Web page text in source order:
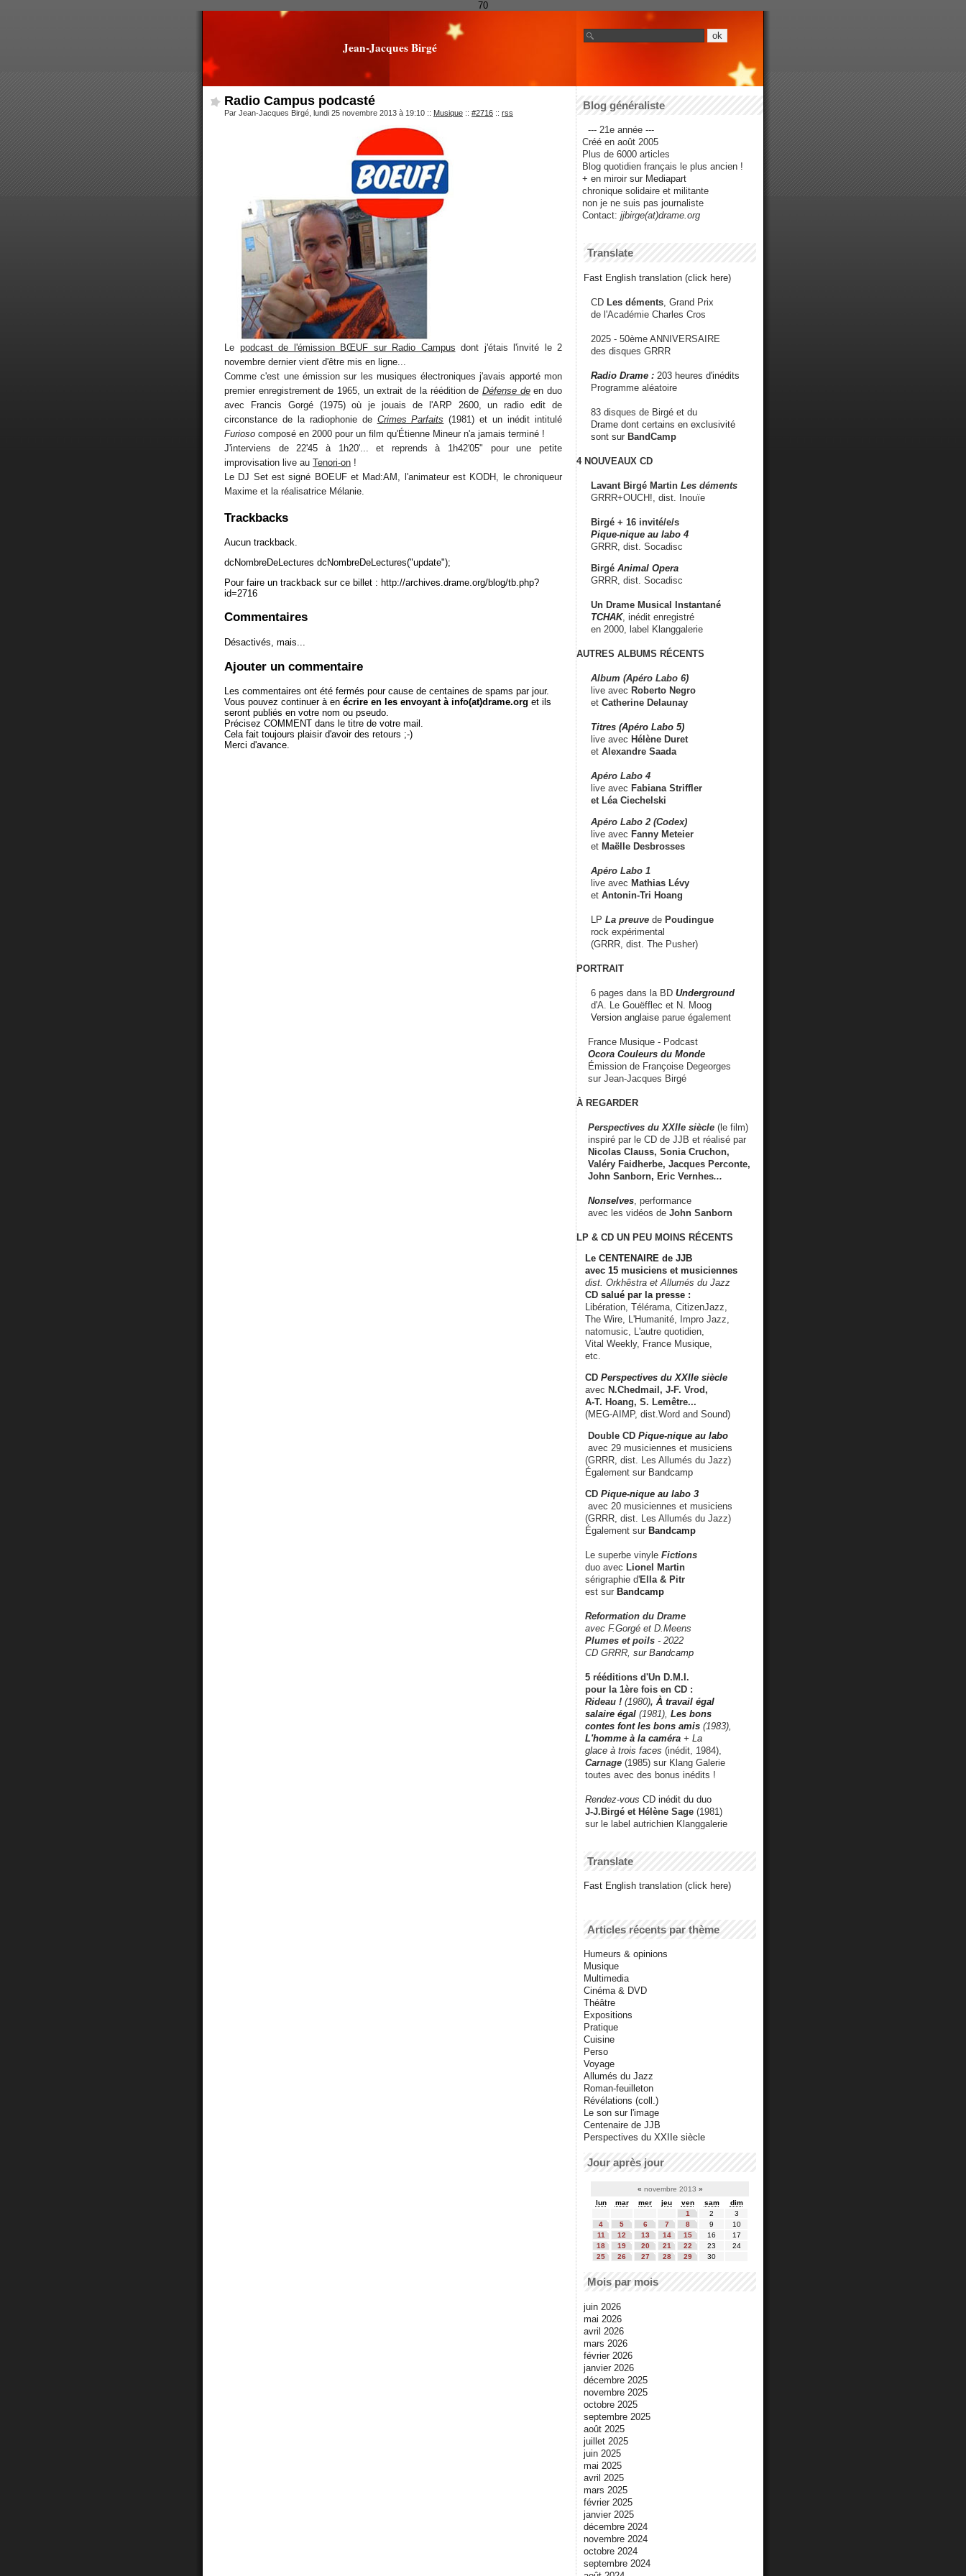
70
Jean-Jacques Birgé
Radio Campus podcasté
Par Jean-Jacques Birgé, lundi 25 novembre 2013 à 19:10 :: Musique :: #2716 :: rss
Le podcast de l'émission BŒUF sur Radio Campus dont j'étais l'invité le 2
novembre dernier vient d'être mis en ligne...
Comme c'est une émission sur les musiques électroniques j'avais apporté mon
premier enregistrement de 1965, un extrait de la réédition de Défense deen duo
avec Francis Gorgé (1975) où je jouais de l'ARP 2600, un radio edit de
circonstance de la radiophonie de Crimes Parfaits (1981) et un inédit intitulé
Furioso composé en 2000 pour un film qu'Étienne Mineur n'a jamais terminé !
J'interviens de 22'45 à 1h20'... et reprends à 1h42'05" pour une petite
improvisation live au Tenori-on !
Le DJ Set est signé BOEUF et Mad:AM, l'animateur est KODH, le chroniqueur
Maxime et la réalisatrice Mélanie.
Trackbacks
Aucun trackback.
dcNombreDeLectures dcNombreDeLectures("update");
Pour faire un trackback sur ce billet : http://archives.drame.org/blog/tb.php?
id=2716
Commentaires
Désactivés, mais...
Ajouter un commentaire
Les commentaires ont été fermés pour cause de centaines de spams par jour.
Vous pouvez continuer à en écrire en les envoyant à info(at)drame.org et ils
seront publiés en votre nom ou pseudo.
Précisez COMMENT dans le titre de votre mail.
Cela fait toujours plaisir d'avoir des retours ;-)
Merci d'avance.
Blog généraliste
--- 21e année ---
Créé en août 2005
Plus de 6000 articles
Blog quotidien français le plus ancien !
+ en miroir sur Mediapart
chronique solidaire et militante
non je ne suis pas journaliste
Contact: jjbirge(at)drame.org
Translate
Fast English translation (click here)
CD Les déments , Grand Prix
de l'Académie Charles Cros
2025 - 50ème ANNIVERSAIRE
des disques GRRR
Radio Drame : 203 heures d'inédits
Programme aléatoire
83 disques de Birgé et du
Drame dont certains en exclusivité
sont sur BandCamp
4 NOUVEAUX CD
Lavant Birgé Martin Les déments
GRRR+OUCH!, dist. Inouïe
Birgé + 16 invité/e/s
Pique-nique au labo 4
GRRR, dist. Socadisc
Birgé Animal Opera
GRRR, dist. Socadisc
Un Drame Musical Instantané
TCHAK, inédit enregistré
en 2000, label Klanggalerie
AUTRES ALBUMS RÉCENTS
Album (Apéro Labo 6)
live avec Roberto Negro
et Catherine Delaunay
Titres (Apéro Labo 5)
live avec Hélène Duret
et Alexandre Saada
Apéro Labo 4
live avec Fabiana Striffler
et Léa Ciechelski
Apéro Labo 2 (Codex)
live avec Fanny Meteier
et Maëlle Desbrosses
Apéro Labo 1
live avec Mathias Lévy
et Antonin-Tri Hoang
LP La preuve de Poudingue
rock expérimental
(GRRR, dist. The Pusher)
PORTRAIT
6 pages dans la BD Underground
d'A. Le Gouëfflec et N. Moog
Version anglaise parue également
France Musique - Podcast
Ocora Couleurs du Monde
Émission de Françoise Degeorges
sur Jean-Jacques Birgé
À REGARDER
Perspectives du XXIIe siècle (le film)
inspiré par le CD de JJB et réalisé par
Nicolas Clauss, Sonia Cruchon,
Valéry Faidherbe, Jacques Perconte,
John Sanborn, Eric Vernhes...
Nonselves , performance
avec les vidéos de John Sanborn
LP & CD UN PEU MOINS RÉCENTS
Le CENTENAIRE de JJB
avec 15 musiciens et musiciennes
dist. Orkhêstra et Allumés du Jazz
CD salué par la presse :
Libération, Télérama, CitizenJazz,
The Wire, L'Humanité, Impro Jazz,
natomusic, L'autre quotidien,
Vital Weekly, France Musique,
etc.
CD Perspectives du XXIIe siècle
avec N.Chedmail, J-F. Vrod,
A-T. Hoang, S. Lemêtre...
(MEG-AIMP, dist.Word and Sound)
Double CD Pique-nique au labo
avec 29 musiciennes et musiciens
(GRRR, dist. Les Allumés du Jazz)
Également sur Bandcamp
CD Pique-nique au labo 3
avec 20 musiciennes et musiciens
(GRRR, dist. Les Allumés du Jazz)
Également sur Bandcamp
Le superbe vinyle Fictions
duo avec Lionel Martin
sérigraphie d'Ella & Pitr
est sur Bandcamp
Reformation du Drame
avec F.Gorgé et D.Meens
Plumes et poils - 2022
CD GRRR, sur Bandcamp
5 rééditions d'Un D.M.I.
pour la 1ère fois en CD :
Rideau ! (1980), À travail égal
salaire égal (1981), Les bons
contes font les bons amis (1983),
L'homme à la caméra + La
glace à trois faces (inédit, 1984),
Carnage (1985) sur Klang Galerie
toutes avec des bonus inédits !
Rendez-vous CD inédit du duo
J-J.Birgé et Hélène Sage (1981)
sur le label autrichien Klanggalerie
Translate
Fast English translation (click here)
Articles récents par thème
Humeurs & opinions
Musique
Multimedia
Cinéma & DVD
Théâtre
Expositions
Pratique
Cuisine
Perso
Voyage
Allumés du Jazz
Roman-feuilleton
Révélations (coll.)
Le son sur l'image
Centenaire de JJB
Perspectives du XXIIe siècle
Jour après jour
« novembre 2013 »
lun
mar mer jeu ven sam
dim
1
2
3
4
5 6 7 8 9
10
11
12 13 14 15 16
17
18
19 20 21 22 23
24
25
26 27 28 29 30
Mois par mois
juin 2026
mai 2026
avril 2026
mars 2026
février 2026
janvier 2026
décembre 2025
novembre 2025
octobre 2025
septembre 2025
août 2025
juillet 2025
juin 2025
mai 2025
avril 2025
mars 2025
février 2025
janvier 2025
décembre 2024
novembre 2024
octobre 2024
septembre 2024